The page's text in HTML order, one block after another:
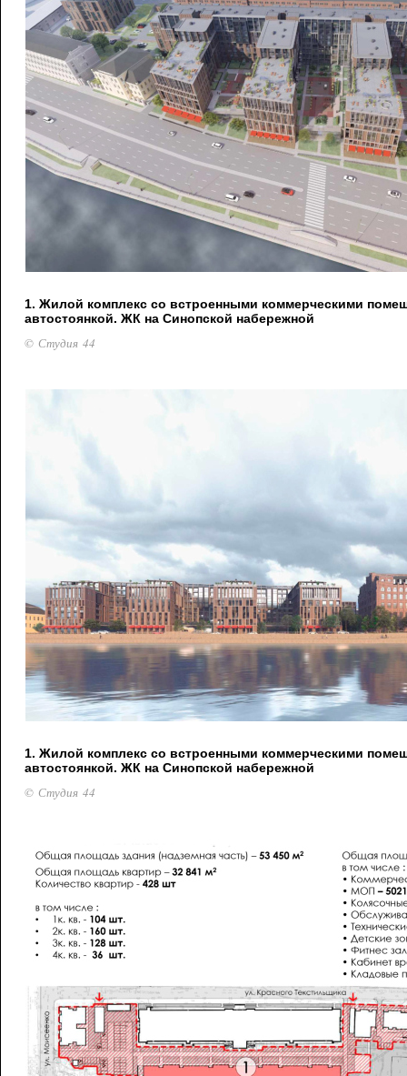
1. Жилой комплекс со встроенными коммерческими
автостоянкой. ЖК на Синопской набережной
© Студия 44
1. Жилой комплекс со встроенными коммерческими
автостоянкой. ЖК на Синопской набережной
© Студия 44